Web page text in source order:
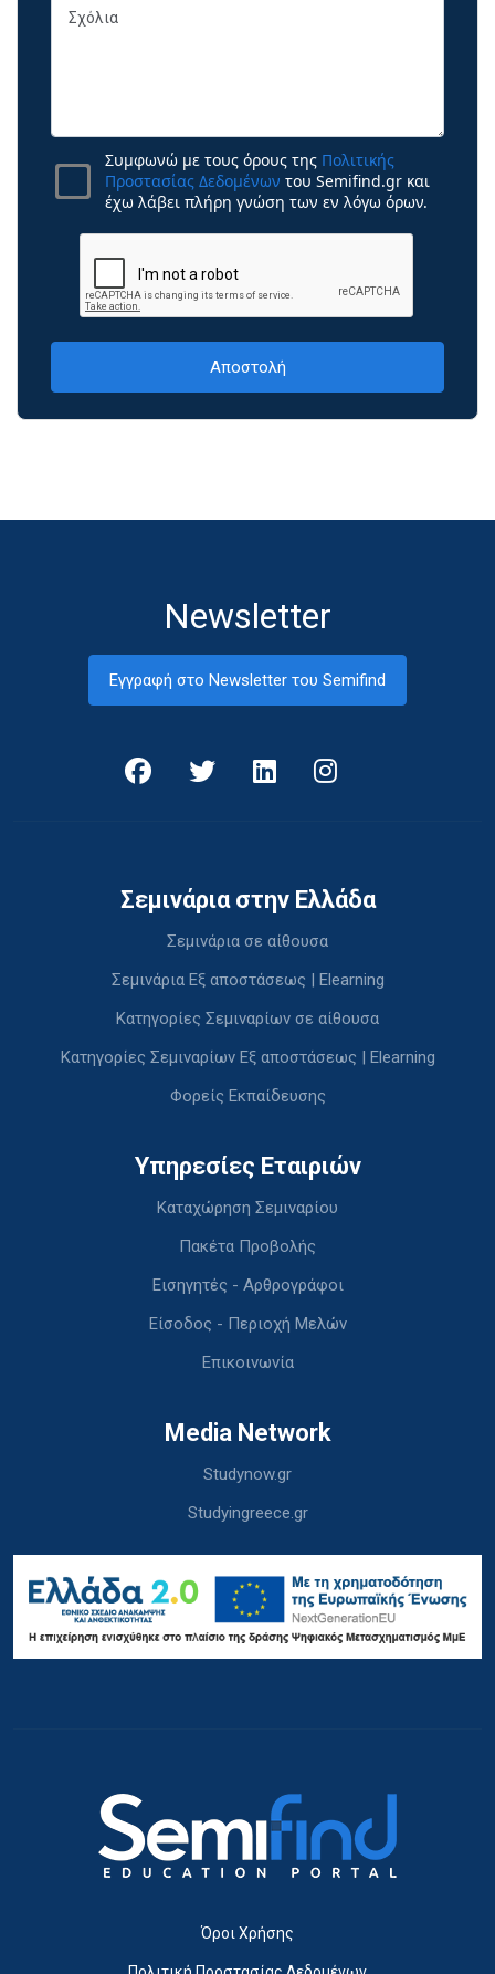
Συμφωνώ με τους όρους της Πολιτικής
Προστασίας Δεδομένων του Semifind.gr και
έχω λάβει πλήρη γνώση των εν λόγω όρων.
Newsletter
Εγγραφή στο Newsletter του Semifind
Σεμινάρια στην Ελλάδα
Σεμινάρια σε αίθουσα
Σεμινάρια Εξ αποστάσεως | Elearning
Κατηγορίες Σεμιναρίων σε αίθουσα
Κατηγορίες Σεμιναρίων Εξ αποστάσεως | Elearning
Φορείς Εκπαίδευσης
Υπηρεσίες Εταιριών
Καταχώρηση Σεμιναρίου
Πακέτα Προβολής
Εισηγητές - Αρθρογράφοι
Είσοδος - Περιοχή Μελών
Επικοινωνία
Media Network
Studynow.gr
Studyingreece.gr
Όροι Χρήσης